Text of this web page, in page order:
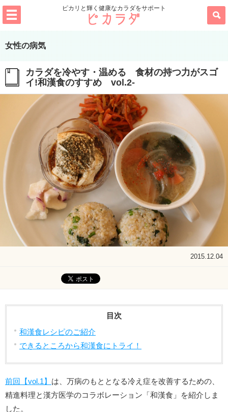
ピカリと輝く健康なカラダをサポート
女性の病気
カラダを冷やす・温める 食材の持つ力がスゴ
イ!和漢食のすすめ vol.2-
2015.12.04
目次
和漢食レシピのご紹介
できるところから和漢食にトライ！
前回【vol.1】 は、万病のもととなる冷え症を改善するための、
精進料理と漢方医学のコラボレーション「和漢食」を紹介しま
した。